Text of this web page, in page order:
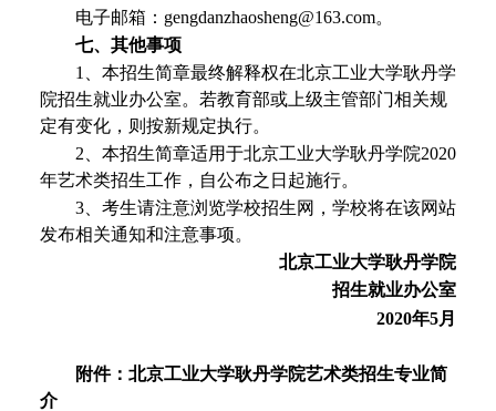
电子邮箱： gengdanzhaosheng@163.com。
七、其他事项
1、本招生简章最终解释权在北京工业大学耿丹学
院招生就业办公室。若教育部或上级主管部门相关规
定有变化，则按新规定执行。
2、本招生简章适用于北京工业大学耿丹学院2020
年艺术类招生工作，自公布之日起施行。
3、考生请注意浏览学校招生网，学校将在该网站
发布相关通知和注意事项。
北京工业大学耿丹学院
招生就业办公室
2020年5月
附件： 北京工业大学耿丹学院艺术类招生专业简
介